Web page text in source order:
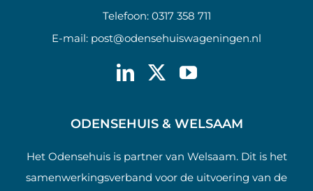
Telefoon: 0317 358 711
E-mail: post@odensehuiswageningen.nl
ODENSEHUIS & WELSAAM
Het Odensehuis is partner van Welsaam. Dit is het
samenwerkingsverband voor de uitvoering van de